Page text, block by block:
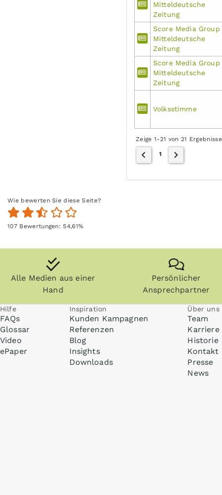
Mitteldeutsche
Zeitung
Score Media Group
Mitteldeutsche
Zeitung
Score Media Group
Mitteldeutsche
Zeitung
Volksstimme
Zeige 1-21 von 21
1
Wie bewerten Sie diese Seite?
107Bewertungen: 54,61%
Alle Medien aus einer
Hand
Persönlicher
Ansprechpartner
Hilfe
FAQs
Glossar
Video
ePaper
Inspiration
Kunden Kampagnen
Referenzen
Blog
Insights
Downloads
Über uns
Team
Karriere
Historie
Kontakt
Presse
News